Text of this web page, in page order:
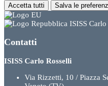
Accetta tutti Salva le
ISISS
Contatti
ISISS Carlo Rosselli
Via Rizzetti, 10 / Piazza